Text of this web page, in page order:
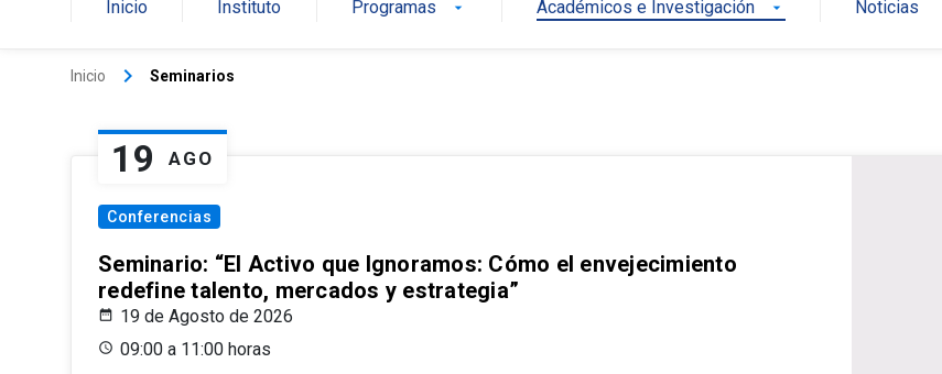
Inicio Instituto Programas arrow_drop_down Académicos e Investigación arrow_drop_down Noticias
Inicio keyboard_arrow_right Seminarios
19 AGO
Conferencias
Seminario: “El Activo que Ignoramos: Cómo el envejecimiento
redefine talento, mercados y estrategia”
19 de Agosto de 2026
09:00 a 11:00 horas